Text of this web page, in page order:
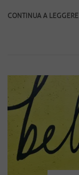
CONTINUA A LEGGERE